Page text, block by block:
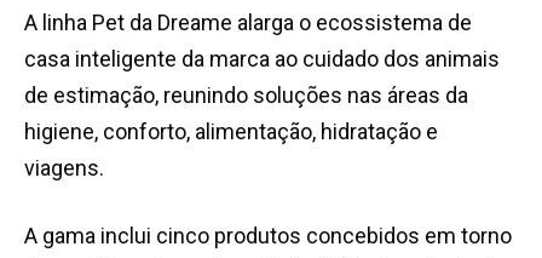
A linha Pet da Dreame alarga o ecossistema de
casa inteligente da marca ao cuidado dos animais
de estimação, reunindo soluções nas áreas da
higiene, conforto, alimentação, hidratação e
viagens.
A gama inclui cinco produtos concebidos em torno